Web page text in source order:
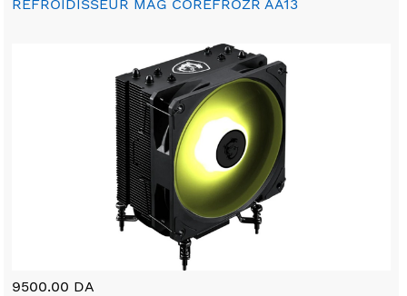
REFROIDISSEUR MAG COREFROZR AA13
9500.00 DA